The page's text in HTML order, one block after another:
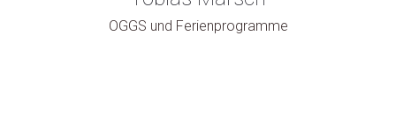
OGGS und Ferienprogramme